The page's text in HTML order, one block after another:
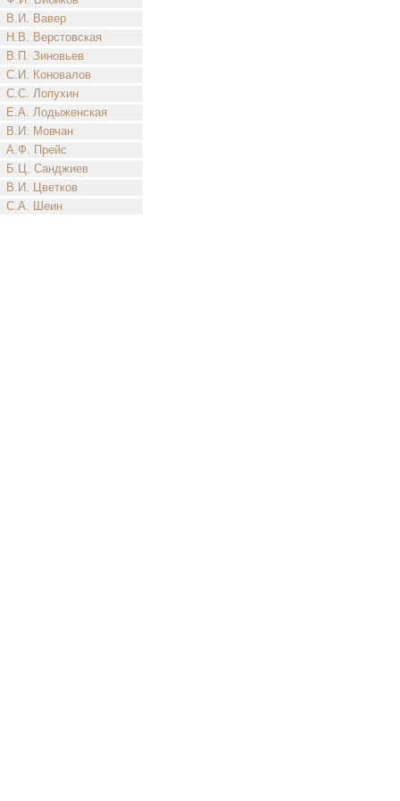
В.И. Вавер
Н.В. Верстовская
В.П. Зиновьев
С.И. Коновалов
С.С. Лопухин
Е.А. Лодыженская
В.И. Мовчан
А.Ф. Прейс
Б.Ц. Санджиев
В.И. Цветков
С.А. Шеин